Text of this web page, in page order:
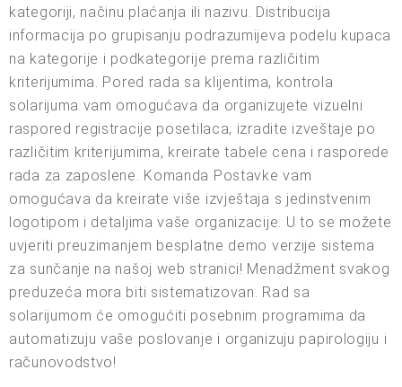
kategoriji, načinu plaćanja ili nazivu. Distribucija
informacija po grupisanju podrazumijeva podelu kupaca
na kategorije i podkategorije prema različitim
kriterijumima. Pored rada sa klijentima, kontrola
solarijuma vam omogućava da organizujete vizuelni
raspored registracije posetilaca, izradite izveštaje po
različitim kriterijumima, kreirate tabele cena i rasporede
rada za zaposlene. Komanda Postavke vam
omogućava da kreirate više izvještaja s jedinstvenim
logotipom i detaljima vaše organizacije. U to se možete
uvjeriti preuzimanjem besplatne demo verzije sistema
za sunčanje na našoj web stranici! Menadžment svakog
preduzeća mora biti sistematizovan. Rad sa
solarijumom će omogućiti posebnim programima da
automatizuju vaše poslovanje i organizuju papirologiju i
računovodstvo!